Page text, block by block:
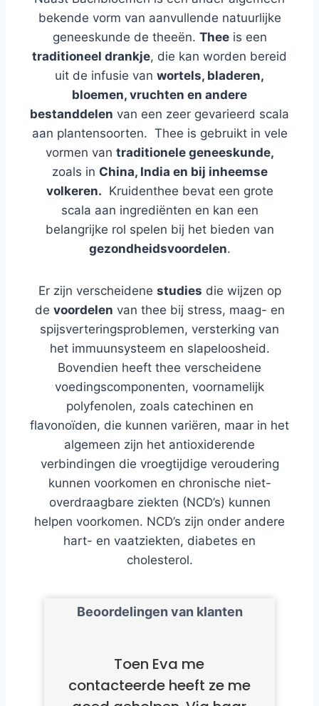
bekende vorm van aanvullende natuurlijke
geneeskunde de theeën. Theeis een
traditioneel drankje, die kan worden bereid
uit de infusie van wortels, bladeren,
bloemen, vruchten en andere
bestanddelen van een zeer gevarieerd scala
aan plantensoorten. Thee is gebruikt in vele
vormen van traditionele geneeskunde,
zoals in China, India en bij inheemse
volkeren. Kruidenthee bevat een grote
scala aan ingrediënten en kan een
belangrijke rol spelen bij het bieden van
gezondheidsvoordelen.
Er zijn verscheidene studies die wijzen op
de voordelen van thee bij stress, maag- en
spijsverteringsproblemen, versterking van
het immuunsysteem en slapeloosheid.
Bovendien heeft thee verscheidene
voedingscomponenten, voornamelijk
polyfenolen, zoals catechinen en
flavonoïden, die kunnen variëren, maar in het
algemeen zijn het antioxiderende
verbindingen die vroegtijdige veroudering
kunnen voorkomen en chronische niet-
overdraagbare ziekten (NCD’s) kunnen
helpen voorkomen. NCD’s zijn onder andere
hart- en vaatziekten, diabetes en
cholesterol.
Beoordelingen van klanten
Toen Eva me
contacteerde heeft ze me